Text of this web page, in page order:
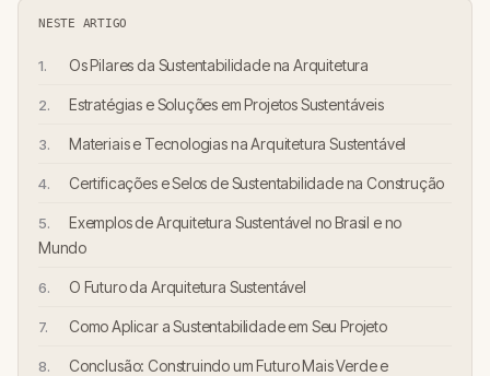
NESTE ARTIGO
Os Pilares da Sustentabilidade na Arquitetura
Estratégias e Soluções em Projetos Sustentáveis
Materiais e Tecnologias na Arquitetura Sustentável
Certificações e Selos de Sustentabilidade na Construção
Exemplos de Arquitetura Sustentável no Brasil e no
Mundo
O Futuro da Arquitetura Sustentável
Como Aplicar a Sustentabilidade em Seu Projeto
Conclusão: Construindo um Futuro Mais Verde e